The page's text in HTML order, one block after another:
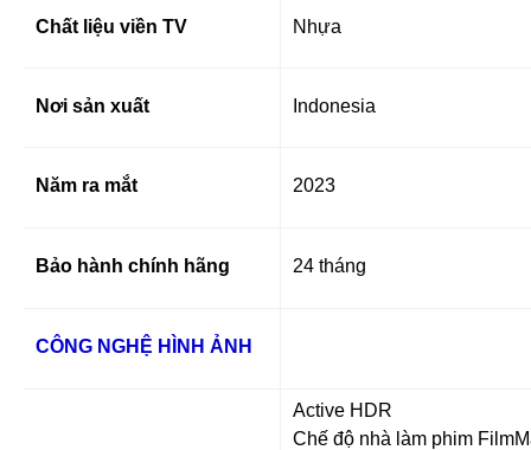
Chất liệu viền TV Nhựa
Nơi sản xuất Indonesia
Năm ra mắt 2023
Bảo hành chính hãng 24 tháng
CÔNG NGHỆ HÌNH ẢNH
Active HDR
Chế độ nhà làm phim